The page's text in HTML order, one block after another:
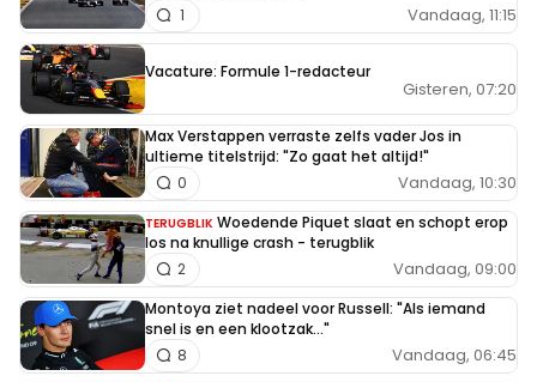
Vandaag, 11:15
1
Vacature: Formule 1-redacteur
Gisteren, 07:20
Max Verstappen verraste zelfs vader Jos in
ultieme titelstrijd: "Zo gaat het altijd!"
Vandaag, 10:30
0
TERUGBLIK Woedende Piquet slaat en schopt erop
los na knullige crash - terugblik
Vandaag, 09:00
2
Montoya ziet nadeel voor Russell: "Als iemand
snel is en een klootzak..."
Vandaag, 06:45
8